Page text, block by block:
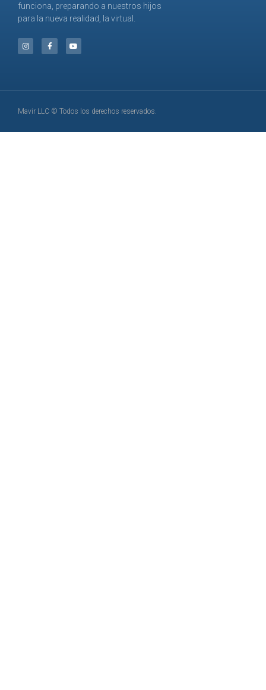
funciona, preparando a nuestros hijos
para la nueva realidad, la virtual.
Mavir LLC © Todos los derechos reservados.